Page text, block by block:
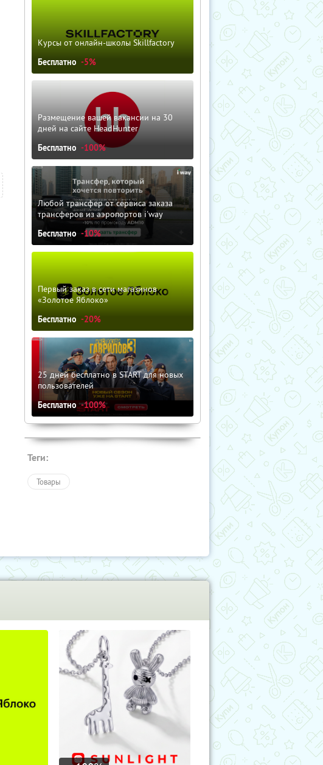
Курсы от онлайн-школы Skillfactory
Бесплатно -5%
Размещение вашей вакансии на 30
дней на сайте HeadHunter
Бесплатно -100%
Любой трансфер от сервиса заказа
трансферов из аэропортов i'way
Бесплатно -10%
Первый заказ в сети магазинов
«Золотое Яблоко»
Бесплатно -20%
25 дней бесплатно в START для новых
пользователей
Бесплатно -100%
Теги:
Товары